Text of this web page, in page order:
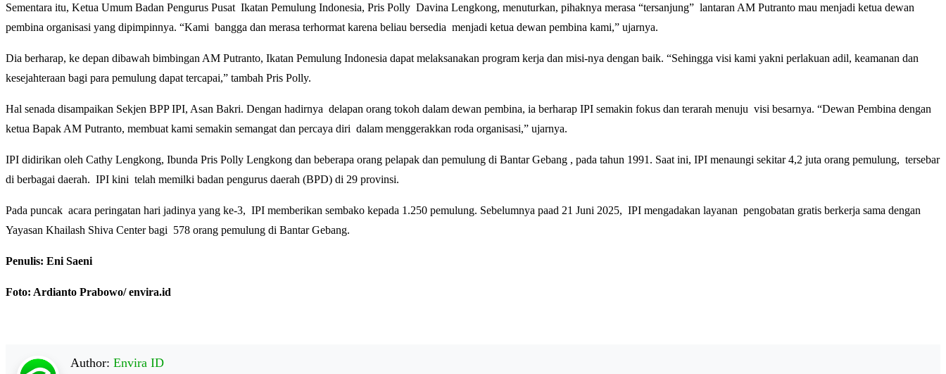
Sementara itu, Ketua Umum Badan Pengurus Pusat Ikatan Pemulung Indonesia, Pris Polly Davina Lengkong, menuturkan, pihaknya merasa “tersanjung” lantaran AM Putranto mau menjadi ketua dewan
pembina organisasi yang dipimpinnya. “Kami bangga dan merasa terhormat karena beliau bersedia menjadi ketua dewan pembina kami,” ujarnya.
Dia berharap, ke depan dibawah bimbingan AM Putranto, Ikatan Pemulung Indonesia dapat melaksanakan program kerja dan misi-nya dengan baik. “Sehingga visi kami yakni perlakuan adil, keamanan dan
kesejahteraan bagi para pemulung dapat tercapai,” tambah Pris Polly.
Hal senada disampaikan Sekjen BPP IPI, Asan Bakri. Dengan hadirnya delapan orang tokoh dalam dewan pembina, ia berharap IPI semakin fokus dan terarah menuju visi besarnya. “Dewan Pembina dengan
ketua Bapak AM Putranto, membuat kami semakin semangat dan percaya diri dalam menggerakkan roda organisasi,” ujarnya.
IPI didirikan oleh Cathy Lengkong, Ibunda Pris Polly Lengkong dan beberapa orang pelapak dan pemulung di Bantar Gebang , pada tahun 1991. Saat ini, IPI menaungi sekitar 4,2 juta orang pemulung, tersebar
di berbagai daerah. IPI kini telah memilki badan pengurus daerah (BPD) di 29 provinsi.
Pada puncak acara peringatan hari jadinya yang ke-3, IPI memberikan sembako kepada 1.250 pemulung. Sebelumnya paad 21 Juni 2025, IPI mengadakan layanan pengobatan gratis berkerja sama dengan
Yayasan Khailash Shiva Center bagi 578 orang pemulung di Bantar Gebang.
Penulis: Eni Saeni
Foto: Ardianto Prabowo/ envira.id
Author: Envira ID